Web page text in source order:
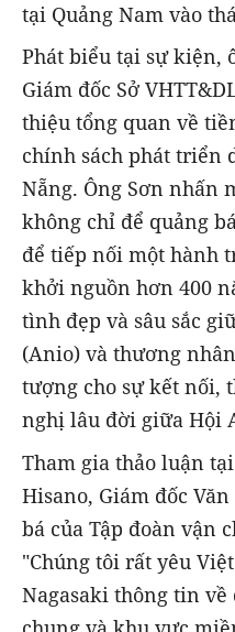
tại Quảng Nam vào
Phát biểu tại sự kiện,
Giám đốc Sở
thiệu tổng quan về
chính sách phát triển
Nẵng. Ông Sơn nhấn
không chỉ để quảng
để tiếp nối một hành
khởi nguồn hơn 400
tình đẹp và sâu sắc
(Anio) và thương
tượng cho sự kết nối,
nghị lâu đời giữa Hội
Tham gia thảo luận
Hisano, Giám đốc
bá của Tập đoàn vận
"Chúng tôi rất yêu
Nagasaki thông tin